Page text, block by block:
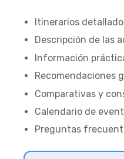
Itinerarios
Descripción de las
Información
Recomendaciones
Comparativas y
Calendario de
Preguntas